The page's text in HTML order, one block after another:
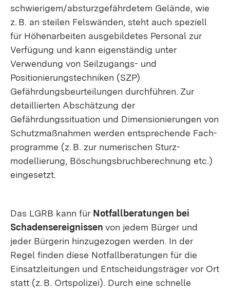
schwierigem/absturz­gefährdetem Gelände, wie
z. B. an steilen Felswänden, steht auch speziell
für Höhenarbeiten ausgebildetes Personal zur
Verfügung und kann eigenständig unter
Verwendung von Seilzugangs- und
Positionierungs­techniken (SZP)
Gefährdungsbeurteilungen durchführen. Zur
detaillierten Abschätzung der
Gefährdungssituation und Dimen­sio­nierungen von
Schutz­maßnahmen werden entsprechende Fach­
programme (z. B. zur numerischen Sturz­
modellierung, Böschungsbruch­berechnung etc.)
eingesetzt.
Das LGRB kann für Notfallberatungen bei
Schadensereignissen von jedem Bürger und
jeder Bürgerin hinzugezogen werden. In der
Regel finden diese Notfallberatungen für die
Einsatzleitungen und Entscheidungsträger vor Ort
statt (z. B. Ortspolizei). Durch eine schnelle